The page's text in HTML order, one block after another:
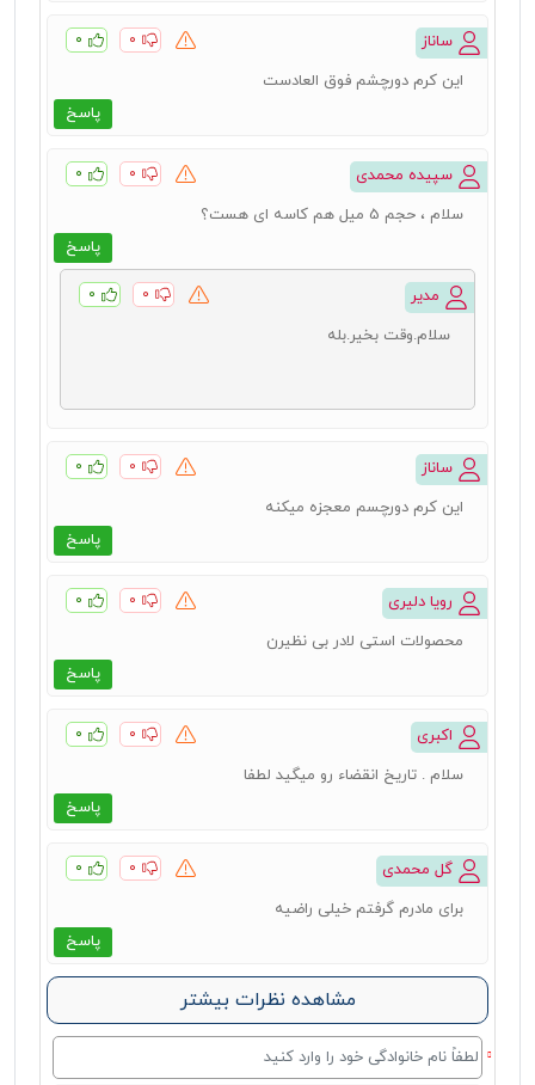
ساناز ۰ ۰
پاسخ
این کرم دورچشم فوق العادست
سپیده محمدى ۰ ۰
پاسخ
سلام ، حجم 5 میل هم کاسه اى هست؟
مدیر ۰ ۰
سلام.وقت بخیر.بله
ساناز ۰ ۰
پاسخ
این کرم دورچسم معجزه میکنه
رویا دلیری ۰ ۰
پاسخ
محصولات استی لادر بی نظیرن
اکبری ۰ ۰
پاسخ
سلام . تاریخ انقضاء رو میگید لطفا
گل محمدی ۰ ۰
پاسخ
برای مادرم گرفتم خیلی راضیه
مشاهده نظرات بیشتر